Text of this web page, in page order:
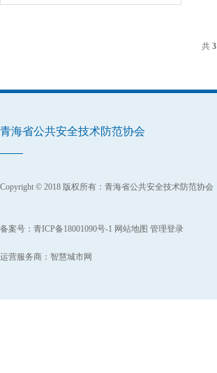
共 3
青海省公共安全技术防范协会
Copyright © 2018 版权所有：青海省公共安全技术防范协会
备案号： 青ICP备18001090号-1 网站地图 管理登录
运营服务商： 智慧城市网